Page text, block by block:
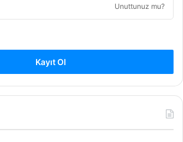
Unuttunuz mu?
Kayıt Ol